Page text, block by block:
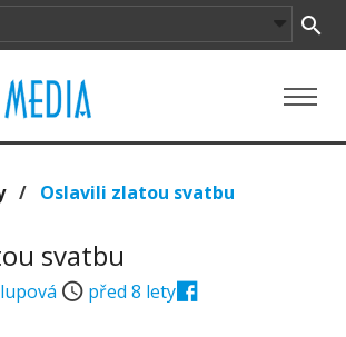
/ Oslavili zlatou svatbu
svatbu
před 8 lety